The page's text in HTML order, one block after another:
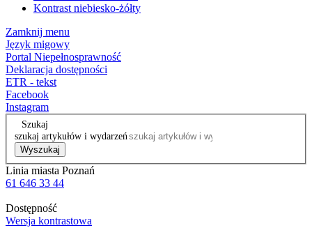
Kontrast niebiesko-żółty
Zamknij menu
Język migowy
Portal Niepełnosprawność
Deklaracja dostępności
ETR - tekst
Facebook
Instagram
Szukaj
szukaj artykułów i wydarzeń
Wyszukaj
Linia miasta Poznań
61 646 33 44
Dostępność
Wersja kontrastowa